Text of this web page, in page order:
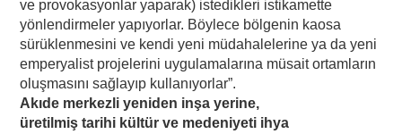
ve provokasyonlar yaparak) istedikleri istikamette
yönlendirmeler yapıyorlar. Böylece bölgenin kaosa
sürüklenmesini ve kendi yeni müdahalelerine ya da yeni
emperyalist projelerini uygulamalarına müsait ortamların
oluşmasını sağlayıp kullanıyorlar”.
Akıde merkezli yeniden inşa yerine,
üretilmiş tarihi kültür ve medeniyeti ihya